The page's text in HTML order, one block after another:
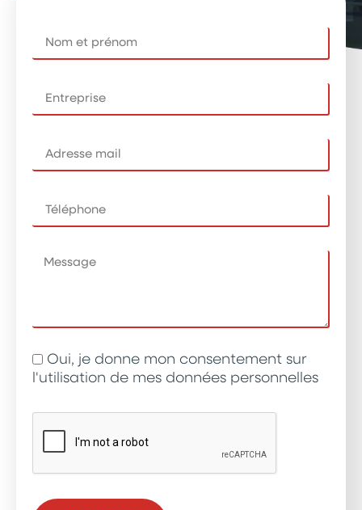
Oui, je donne mon consentement sur
l'utilisation de mes données personnelles